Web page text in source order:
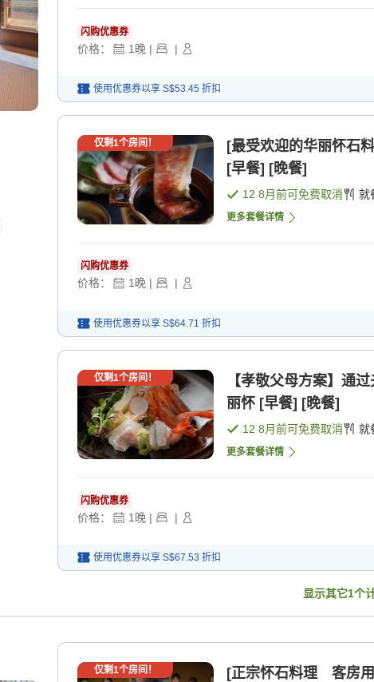
闪购优惠券
价格： 1晚 | |
使用优惠券以享 S$53.45 折扣
仅剩1个房间！
[最受欢迎的华丽怀石
[早餐] [晚餐]
12 8月前可免费取消 就
更多套餐详情
闪购优惠券
价格： 1晚 | |
使用优惠券以享 S$64.71 折扣
仅剩1个房间！
【孝敬父母方案】通
丽怀 [早餐] [晚餐]
12 8月前可免费取消 就
更多套餐详情
闪购优惠券
价格： 1 晚 | |
使用优惠券以享 S$67.53 折扣
显示其它1个
仅剩1个房间！
[正宗怀石料理 客房